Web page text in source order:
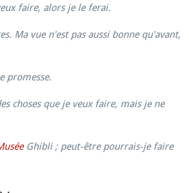
faire, alors je le ferai.
Ma vue n'est pas aussi bonne qu'avant,
promesse.
choses que je veux faire, mais je ne
Ghibli ; peut-être pourrais-je faire